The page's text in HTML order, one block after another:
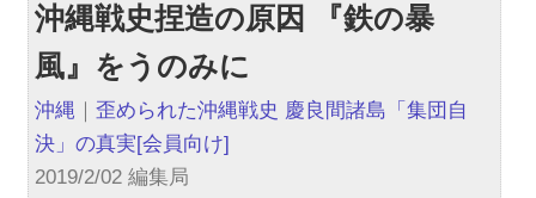
沖縄戦史捏造の原因 『鉄の暴
風』をうのみに
沖縄 ｜歪められた沖縄戦史 慶良間諸島「集団自
決」の真実[会員向け]
2019/2/02 編集局